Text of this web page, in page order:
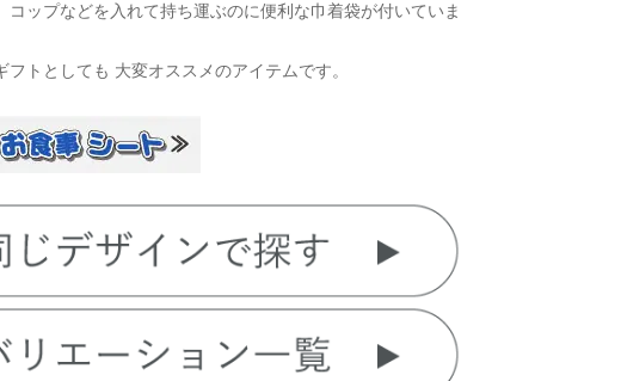
コップなどを入れて持ち運ぶのに便利な巾着袋が付いていま
フトとしても 大変オススメのアイテムです。